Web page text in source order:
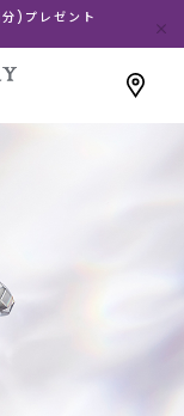
)プレゼント